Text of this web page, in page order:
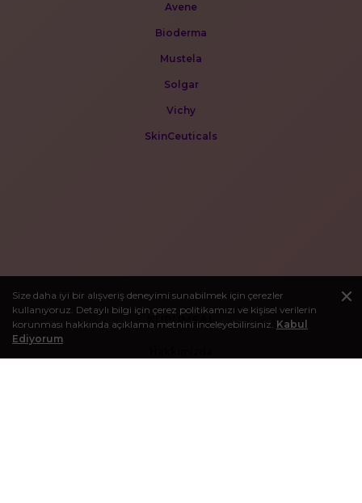
Size daha iyi bir alışveriş deneyimi sunabilmek için çerezler
kullanıyoruz. Detaylı bilgi için çerez politikamızı ve kişisel verilerin
korunması hakkında açıklama metnini inceleyebilirsiniz. Kabul
Ediyorum
Avene
Bioderma
Mustela
Solgar
Vichy
SkinCeuticals
KURUMSAL